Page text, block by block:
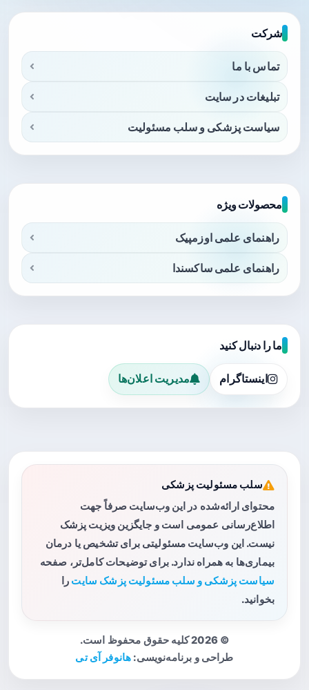
شرکت
تماس با ما
تبلیغات در سایت
سیاست پزشکی و سلب مسئولیت
محصولات ویژه
راهنمای علمی اوزمپیک
راهنمای علمی ساکسندا
ما را دنبال کنید
اینستاگرام مدیریت اعلان‌ها
سلب مسئولیت پزشکی
محتوای ارائه‌شده در این وب‌سایت صرفاً جهت
اطلاع‌رسانی عمومی است و جایگزین ویزیت پزشک
نیست. این وب‌سایت مسئولیتی برای تشخیص یا درمان
بیماری‌ها به همراه ندارد. برای توضیحات کامل‌تر، صفحه
سیاست پزشکی و سلب مسئولیت پزشک سایت را
بخوانید.
© 2026 کلیه حقوق محفوظ است.
طراحی و برنامه‌نویسی: هانوفر آی تی